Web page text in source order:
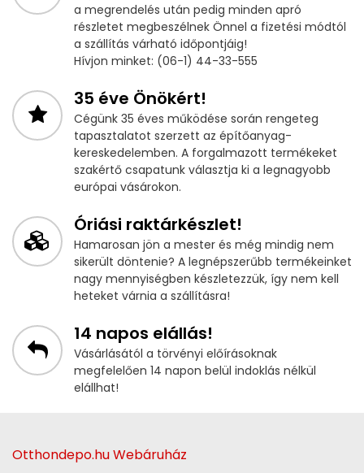
a megrendelés után pedig minden apró
részletet megbeszélnek Önnel a fizetési módtól
a szállítás várható időpontjáig!
Hívjon minket: (06-1) 44-33-555
35 éve Önökért!
Cégünk 35 éves működése során rengeteg
tapasztalatot szerzett az építőanyag-
kereskedelemben. A forgalmazott termékeket
szakértő csapatunk választja ki a legnagyobb
európai vásárokon.
Óriási raktárkészlet!
Hamarosan jön a mester és még mindig nem
sikerült döntenie? A legnépszerűbb termékeinket
nagy mennyiségben készletezzük, így nem kell
heteket várnia a szállításra!
14 napos elállás!
Vásárlásától a törvényi előírásoknak
megfelelően 14 napon belül indoklás nélkül
elállhat!
Otthondepo.hu Webáruház